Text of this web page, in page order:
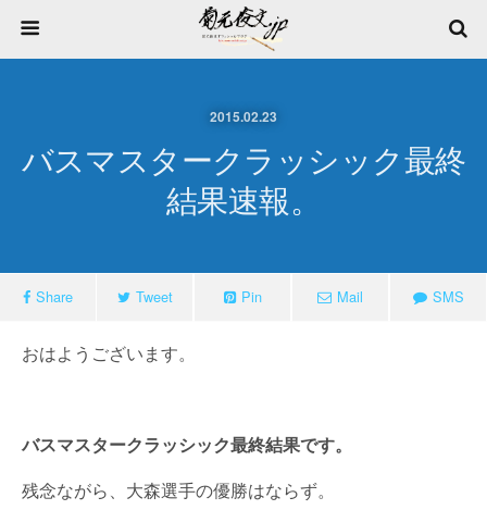
2015.02.23
バスマスタークラッシック最終
結果速報。
Share Tweet Pin Mail SMS
おはようございます。
バスマスタークラッシック最終結果です。
残念ながら、大森選手の優勝はならず。